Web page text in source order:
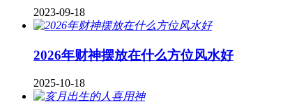
2023-09-18
2026年财神摆放在什么方位风水好
2025-10-18